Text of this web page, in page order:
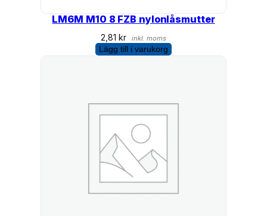
LM6M M10 8 FZB nylonlåsmutter
2,81kr inkl. moms
Lägg till i varukorg